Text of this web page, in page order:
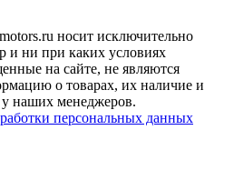
носит исключительно
и ни при каких условиях
на сайте, не являются
о товарах, их наличие и
наших менеджеров.
персональных данных